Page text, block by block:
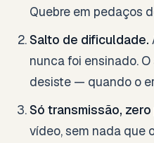
Quebre em pedaços
Salto de dificuldade.
nunca foi ensinado.
desiste — quando o
Só transmissão,
vídeo, sem nada que